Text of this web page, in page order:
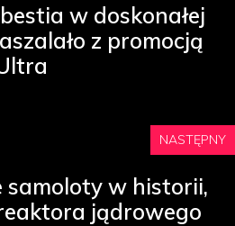
w doskonałej
z promocją
NASTĘPNY
samoloty w historii,
jądrowego